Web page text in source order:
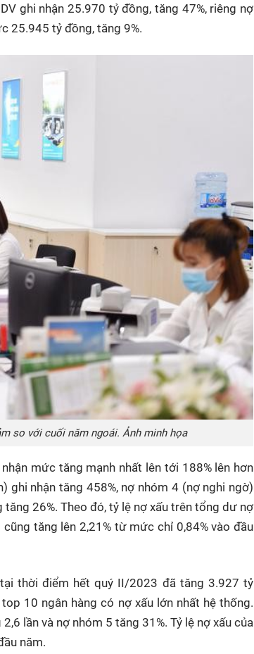
ghi nhận 25.970 tỷ đồng, tăng 47%, riêng nợ
25.945 tỷ đồng, tăng 9%.
so với cuối năm ngoái. Ảnh minh họa
mức tăng mạnh nhất lên tới 188% lên hơn
nhận tăng 458%, nợ nhóm 4 (nợ nghi ngờ)
26%. Theo đó, tỷ lệ nợ xấu trên tổng dư nợ
tăng lên 2,21% từ mức chỉ 0,84% vào đầu
thời điểm hết quý II/2023 đã tăng 3.927 tỷ
10 ngân hàng có nợ xấu lớn nhất hệ thống.
lần và nợ nhóm 5 tăng 31%. Tỷ lệ nợ xấu của
năm.